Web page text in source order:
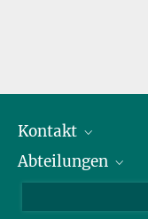
Kontakt
Mitarbeiterverzeichnis
Abteilungen